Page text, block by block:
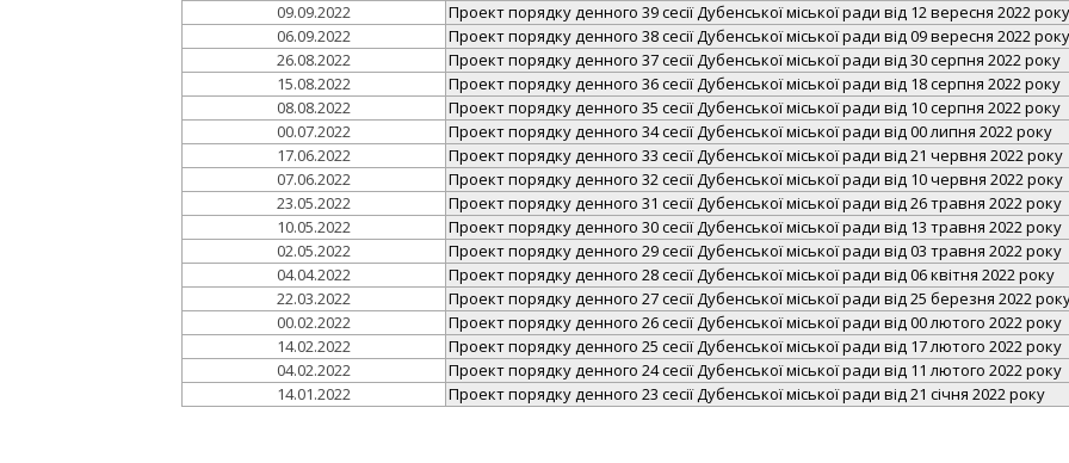
09.09.2022
Проект порядку денного 39 сесії Дубенської міської ради від 12 вересня 2022 року
06.09.2022
Проект порядку денного 38 сесії Дубенської міської ради від 09 вересня 2022 року
26.08.2022
Проект порядку денного 37 сесії Дубенської міської ради від 30 серпня 2022 року
15.08.2022
Проект порядку денного 36 сесії Дубенської міської ради від 18 серпня 2022 року
08.08.2022
Проект порядку денного 35 сесії Дубенської міської ради від 10 серпня 2022 року
00.07.2022
Проект порядку денного 34 сесії Дубенської міської ради від 00 липня 2022 року
17.06.2022
Проект порядку денного 33 сесії Дубенської міської ради від 21 червня 2022 року
07.06.2022
Проект порядку денного 32 сесії Дубенської міської ради від 10 червня 2022 року
23.05.2022
Проект порядку денного 31 сесії Дубенської міської ради від 26 травня 2022 року
10.05.2022
Проект порядку денного 30 сесії Дубенської міської ради від 13 травня 2022 року
02.05.2022
Проект порядку денного 29 сесії Дубенської міської ради від 03 травня 2022 року
04.04.2022
Проект порядку денного 28 сесії Дубенської міської ради від 06 квітня 2022 року
22.03.2022
Проект порядку денного 27 сесії Дубенської міської ради від 25 березня 2022
00.02.2022
Проект порядку денного 26 сесії Дубенської міської ради від 00 лютого 2022 року
14.02.2022
Проект порядку денного 25 сесії Дубенської міської ради від 17 лютого 2022 року
04.02.2022
Проект порядку денного 24 сесії Дубенської міської ради від 11 лютого 2022 року
14.01.2022
Проект порядку денного 23 сесії Дубенської міської ради від 21 січня 2022 року